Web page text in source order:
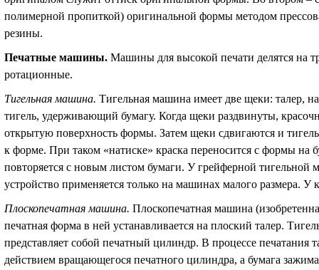
полимерной пропиткой) оригинальной формы методом
резины.
Печатные машины. Машины для высокой печати делятся на
ротационные.
Тигельная машина. Тигельная машина имеет две щеки: талер,
тигель, удерживающий бумагу. Когда щеки раздвинуты,
открытую поверхность формы. Затем щеки сдвигаются и
к форме. При таком «натиске» краска переносится с формы на
повторяется с новым листом бумаги. У грейферной тигельной
устройство применяется только на машинах малого размера.
Плоскопечатная машина. Плоскопечатная машина
печатная форма в ней устанавливается на плоский талер.
представляет собой печатный цилиндр. В процессе печатания
действием вращающегося печатного цилиндра, а бумага